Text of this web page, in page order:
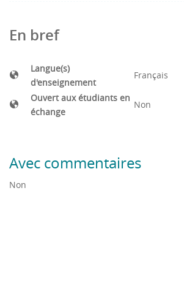
transfert, T. Cebeci, Springer Verlag
Heat transfer, J. P. Holman, McGraw-Hill
En bref
Langue(s)
d'enseignement
Français
Ouvert aux étudiants en
échange
Non
Avec commentaires
Non